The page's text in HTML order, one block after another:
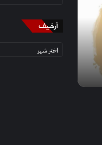
أرشيف أرشيف